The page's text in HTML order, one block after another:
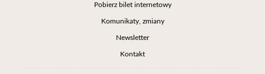
Pobierz bilet internetowy
Komunikaty, zmiany
Newsletter
Kontakt